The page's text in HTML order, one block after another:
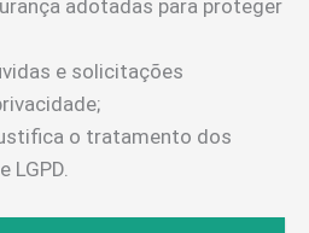
adotadas para proteger
e solicitações
o tratamento dos
LGPD.